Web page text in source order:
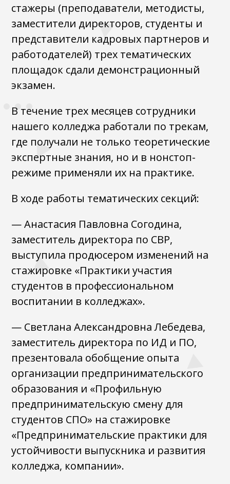
стажеры (преподаватели, методисты,
заместители директоров, студенты и
представители кадровых партнеров и
работодателей) трех тематических
площадок сдали демонстрационный
экзамен.
В течение трех месяцев сотрудники
нашего колледжа работали по трекам,
где получали не только теоретические
экспертные знания, но и в нонстоп-
режиме применяли их на практике.
В ходе работы тематических секций:
— Анастасия Павловна Согодина,
заместитель директора по СВР,
выступила продюсером изменений на
стажировке «Практики участия
студентов в профессиональном
воспитании в колледжах».
— Светлана Александровна Лебедева,
заместитель директора по ИД и ПО,
презентовала обобщение опыта
организации предпринимательского
образования и «Профильную
предпринимательскую смену для
студентов СПО» на стажировке
«Предпринимательские практики для
устойчивости выпускника и развития
колледжа, компании».